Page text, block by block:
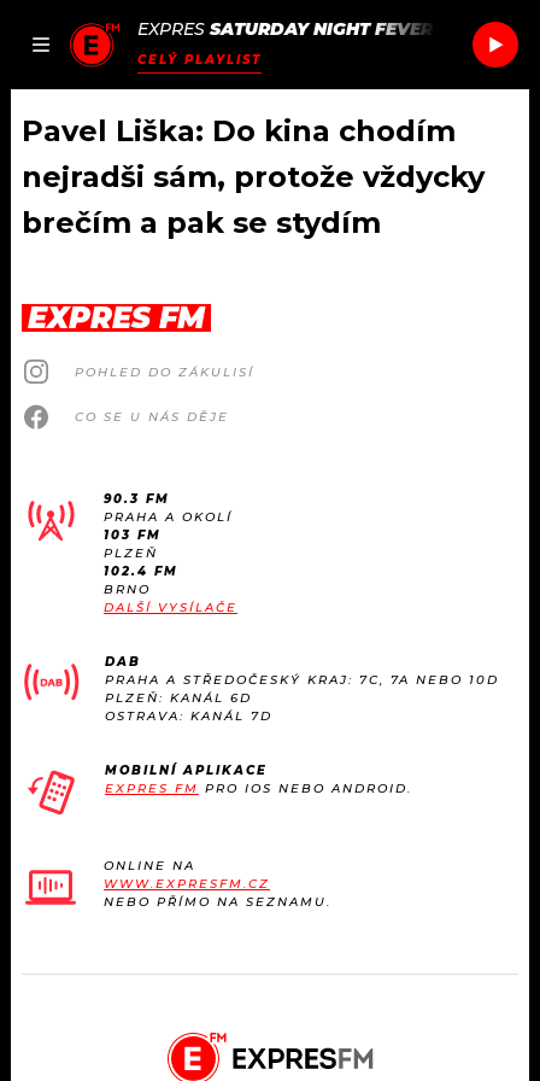
JAK
SEZNAM.CZ
EXPRES SATURDAY NIGHT FEVER
CELÝ PLAYLIST
DOMŮ
AKTUÁLNĚ
HUDBA
#NEBUDUDOMA
KALENDÁŘ
VIP
TRENDY
KULTURA
OSTATNÍ
PODCASTY
JAK NALADIT
APLIKACE
PROGRAM
PLAYLIST
JAK NALADIT
SOUTĚŽE
Pavel Liška: Do kina chodím
nejradši sám, protože vždycky
brečím a pak se stydím
EXPRES FM
POHLED DO ZÁKULISÍ
CO SE U NÁS DĚJE
90.3 FM
PRAHA A OKOLÍ
103 FM
PLZEŇ
102.4 FM
BRNO
DALŠÍ VYSÍLAČE
DAB
PRAHA A STŘEDOČESKÝ KRAJ: 7C, 7A NEBO 10D
PLZEŇ: KANÁL 6D
OSTRAVA: KANÁL 7D
MOBILNÍ APLIKACE
EXPRES FM PRO IOS NEBO ANDROID.
ONLINE NA
WWW.EXPRESFM.CZ
NEBO PŘÍMO NA SEZNAMU.